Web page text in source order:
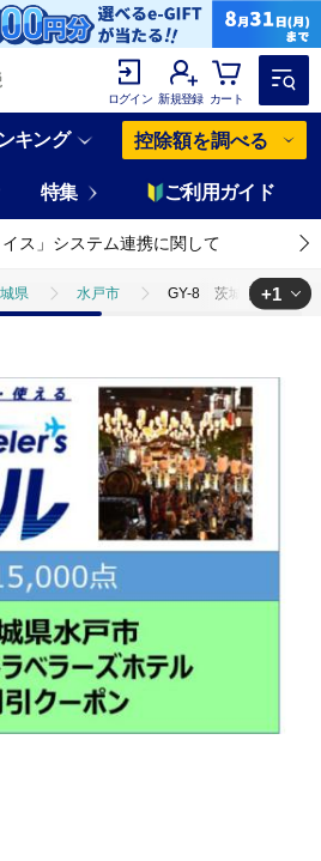
ログイン 新規登録 カート
キング 控除額を調べる
特集 ご利用ガイド
イス」システム連携に関して
県 水戸市 GY-8 茨城県水戸市
+1